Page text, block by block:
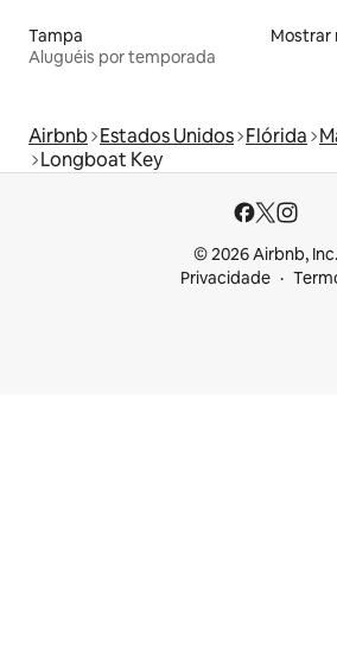
Tampa
Aluguéis por temporada
Mostrar
Airbnb Estados Unidos Flórida
Longboat Key
© 2026 Airbnb, Inc.
Privacidade